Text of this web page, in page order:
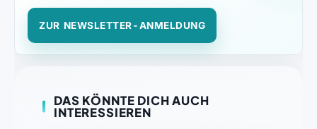
ZUR NEWSLETTER-ANMELDUNG
DAS KÖNNTE DICH AUCH
INTERESSIEREN